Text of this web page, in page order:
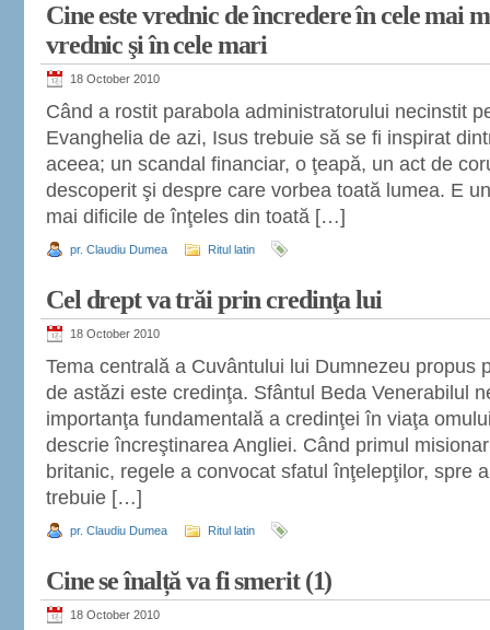
Cine este vrednic de încredere în cele mai
vrednic şi în cele mari
18 October 2010
Când a rostit parabola administratorului necinstit
Evanghelia de azi, Isus trebuie să se fi inspirat
aceea; un scandal financiar, o ţeapă, un act de
descoperit şi despre care vorbea toată lumea. E
mai dificile de înţeles din toată […]
pr. Claudiu Dumea Ritul latin
Cel drept va trăi prin credinţa lui
18 October 2010
Tema centrală a Cuvântului lui Dumnezeu propus
de astăzi este credinţa. Sfântul Beda Venerabilul
importanţa fundamentală a credinţei în viaţa
descrie încreştinarea Angliei. Când primul
britanic, regele a convocat sfatul înţelepţilor, spre
trebuie […]
pr. Claudiu Dumea Ritul latin
Cine se înalță va fi smerit (1)
18 October 2010